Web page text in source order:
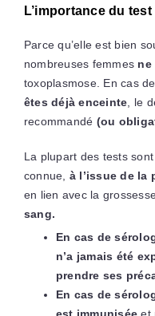
L’importance du
Parce qu’elle est bien
nombreuses femmes ne
toxoplasmose. En cas de
êtes déjà enceinte , le
recommandé (ou
La plupart des tests
connue, à l’issue de la
en lien avec la
sang.
En cas de
n’a jamais été
prendre ses
En cas de
est immunisée et